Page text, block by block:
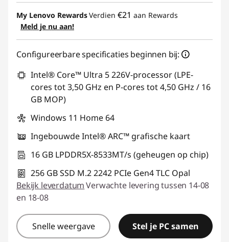
eCoupon-besparingen :-€ 390,08
eCoupon gebruiken :
My Lenovo RewardsVerdien €21 aan Rewards
Meld je nu aan!
Configureerbare specificaties beginnen bij:
Intel® Core™ Ultra 5 226V-processor (LPE-
cores tot 3,50 GHz en P-cores tot 4,50 GHz / 16
GB MOP)
Windows 11 Home 64
Ingebouwde Intel® ARC™ grafische kaart
16 GB LPDDR5X-8533MT/s (geheugen op chip)
256 GB SSD M.2 2242 PCIe Gen4 TLC Opal
Bekijk leverdatumVerwachte levering tussen 14-08
en 18-08
Snelle weergave Stel je PC samen